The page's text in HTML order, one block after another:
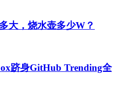
大，烧水壶多少W？
跻身GitHub Trending全